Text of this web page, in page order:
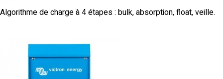
Algorithme de charge à 4 étapes : bulk, absorption, float, veille.